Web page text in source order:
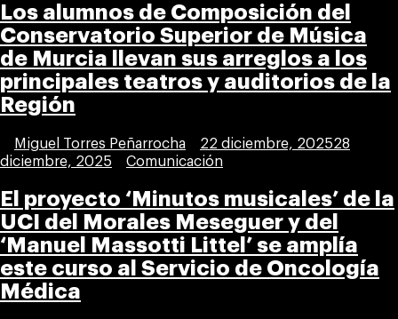
Los alumnos de Composición del
Conservatorio Superior de Música
de Murcia llevan sus arreglos a los
principales teatros y auditorios de la
Región
Publicada
por
Miguel Torres Peñarrocha 22 diciembre, 202528
diciembre, 2025
Publicada
Comunicación
El proyecto ‘Minutos musicales’ de la
UCI del Morales Meseguer y del
‘Manuel Massotti Littel’ se amplía
este curso al Servicio de Oncología
Médica